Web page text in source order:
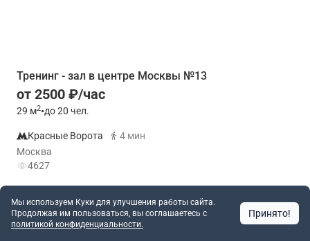
Тренинг - зал в центре Москвы №13
от 2500 ₽/час
29 м2•до 20 чел.
Красные Ворота
4 мин
Москва
4627
Позвонить Написать
Мы используем Куки для улучшения работы сайта.
Продолжая им пользоваться, вы соглашаетесь c
политикой конфиденциальности.
Принято!